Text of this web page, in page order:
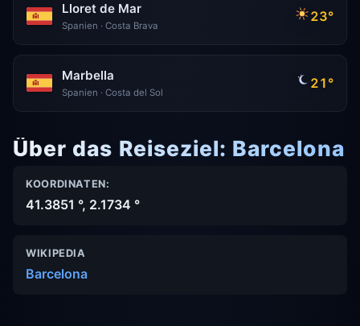
Lloret de Mar
Spanien · Costa Brava
23°
Marbella
Spanien · Costa del Sol
21°
Über das Reiseziel: Barcelona
KOORDINATEN:
41.3851 °, 2.1734 °
WIKIPEDIA
Barcelona